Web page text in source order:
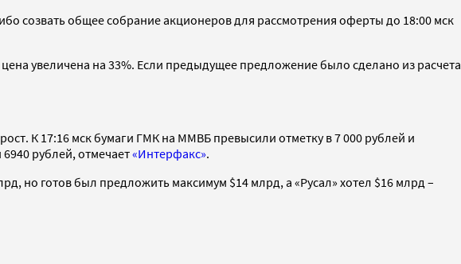
созвать общее собрание акционеров для рассмотрения оферты до 18:00 мск
увеличена на 33%. Если предыдущее предложение было сделано из расчета
К 17:16 мск бумаги ГМК на ММВБ превысили отметку в 7 000 рублей и
рублей, отмечает«Интерфакс».
но готов был предложить максимум $14 млрд, а «Русал» хотел $16 млрд –